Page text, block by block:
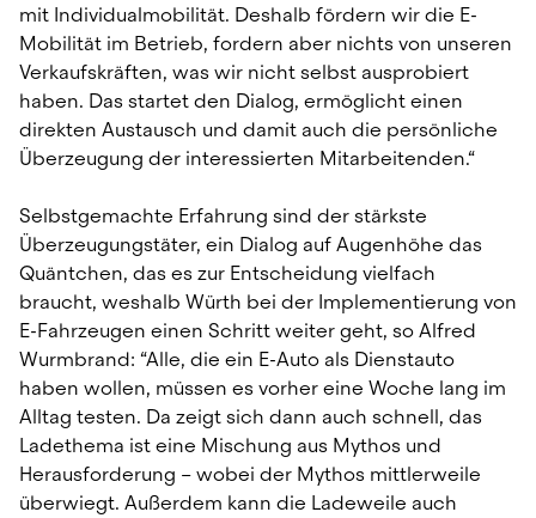
mit Individualmobilität. Deshalb fördern wir die E-
Mobilität im Betrieb, fordern aber nichts von unseren
Verkaufskräften, was wir nicht selbst ausprobiert
haben. Das startet den Dialog, ermöglicht einen
direkten Austausch und damit auch die persönliche
Überzeugung der interessierten Mitarbeitenden.“
Selbstgemachte Erfahrung sind der stärkste
Überzeugungstäter, ein Dialog auf Augenhöhe das
Quäntchen, das es zur Entscheidung vielfach
braucht, weshalb Würth bei der Implementierung von
E-Fahrzeugen einen Schritt weiter geht, so Alfred
Wurmbrand: “Alle, die ein E-Auto als Dienstauto
haben wollen, müssen es vorher eine Woche lang im
Alltag testen. Da zeigt sich dann auch schnell, das
Ladethema ist eine Mischung aus Mythos und
Herausforderung – wobei der Mythos mittlerweile
überwiegt. Außerdem kann die Ladeweile auch